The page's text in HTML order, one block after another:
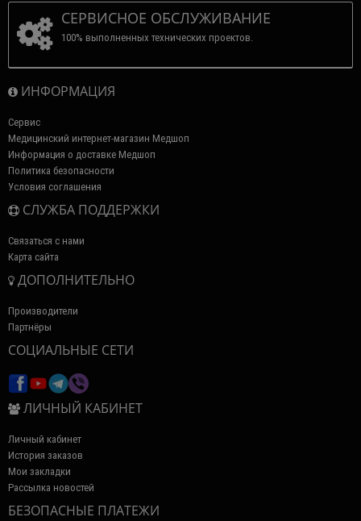
СЕРВИСНОЕ ОБСЛУЖИВАНИЕ
100% выполненных технических проектов.
ИНФОРМАЦИЯ
Сервис
Медицинский интернет-магазин Медшоп
Информация о доставке Медшоп
Политика безопасности
Условия соглашения
СЛУЖБА ПОДДЕРЖКИ
Связаться с нами
Карта сайта
ДОПОЛНИТЕЛЬНО
Производители
Партнёры
СОЦИАЛЬНЫЕ СЕТИ
ЛИЧНЫЙ КАБИНЕТ
Личный кабинет
История заказов
Мои закладки
Рассылка новостей
БЕЗОПАСНЫЕ ПЛАТЕЖИ